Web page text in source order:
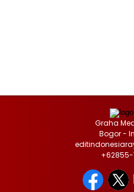
Graha
Bogor -
+62855-